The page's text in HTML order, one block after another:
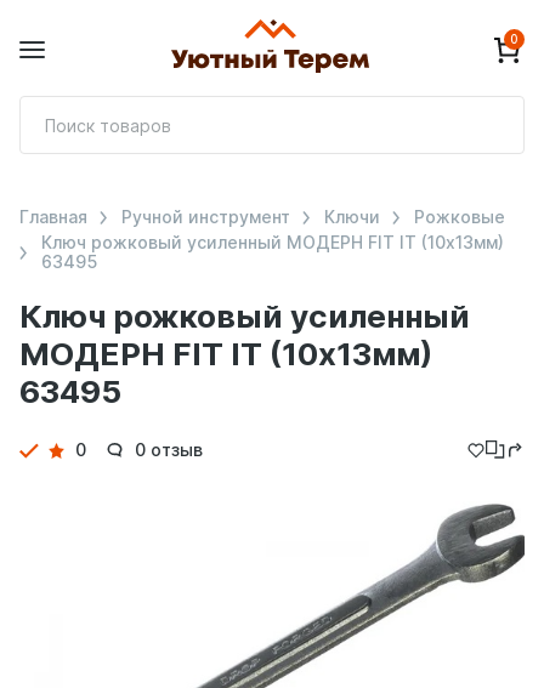
0
Ключ рожковый усиленный
МОДЕРН FIT IT (10х13мм)
63495
Главная Ручной инструмент Ключи
Рожковые
Ключ рожковый усиленный МОДЕРН FIT IT (10х13мм)
63495
Детали
0 0 отзыв